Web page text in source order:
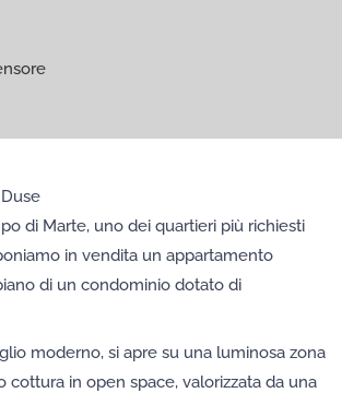
di Marte, uno dei quartieri più richiesti
in vendita un appartamento
di un condominio dotato di
moderno, si apre su una luminosa zona
cottura in open space, valorizzata da una